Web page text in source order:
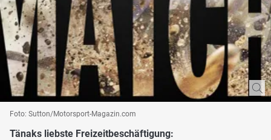
Foto: Sutton/Motorsport-Magazin.com
Tänaks liebste Freizeitbeschäftigung: